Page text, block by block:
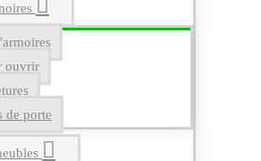
ouvrir
de porte